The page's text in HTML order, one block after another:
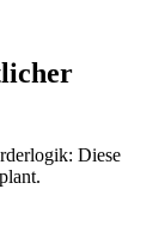
Diese